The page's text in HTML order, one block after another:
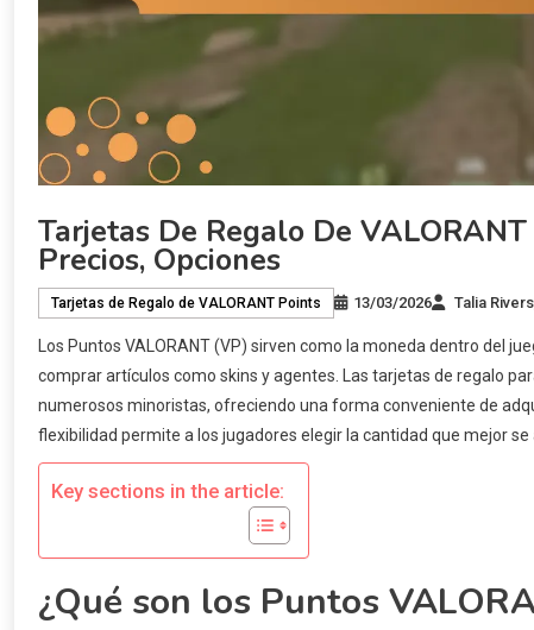
Tarjetas De Regalo De
Precios, Opciones
Tarjetas de Regalo de VALORANT Points 13/03/2026 Talia Rivers
Los Puntos VALORANT (VP) sirven como la moneda dentro del
comprar artículos como skins y agentes. Las tarjetas de regalo
numerosos minoristas, ofreciendo una forma conveniente de
flexibilidad permite a los jugadores elegir la cantidad que mejor se
Key sections in the article:
¿Qué son los Puntos